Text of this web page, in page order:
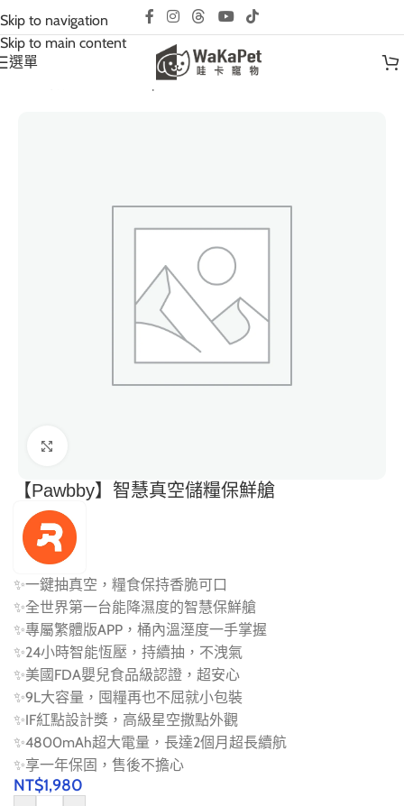
Skip to navigation
Skip to main content
互動請先預約｜以免撲空、造成誤會與不便!
選單
homerunpet 霍曼
【Pawbby】智慧真空儲糧保鮮艙
✨一鍵抽真空，糧食保持香脆可口
✨全世界第一台能降濕度的智慧保鮮艙
✨專屬繁體版APP，桶內溫溼度一手掌握
✨24小時智能恆壓，持續抽，不洩氣
✨美國FDA嬰兒食品級認證，超安心
✨9L大容量，囤糧再也不屈就小包裝
✨IF紅點設計獎，高級星空撒點外觀
✨4800mAh超大電量，長達2個月超長續航
✨享一年保固，售後不擔心
NT$1,980